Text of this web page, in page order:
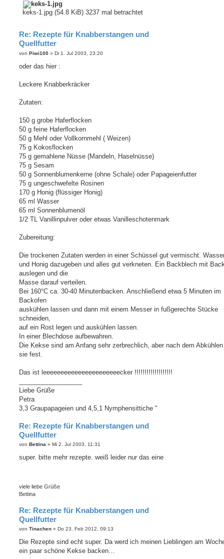
keks-1.jpg (54.8 KiB) 3237 mal betrachtet
Re: Rezepte für Knabberstangen und
Quellfutter
B
a
von Piwi100 » Di 1. Jul 2003, 23:20
oder das hier :
Leckere Knabberkräcker
Zutaten:
150 g grobe Haferflocken
50 g feine Haferflocken
50 g Mehl oder Vollkornmehl ( Weizen)
75 g Kokosflocken
75 g gemahlene Nüsse (Mandeln, Haselnüsse)
75 g Sesam
50 g Sonnenblumenkerne (ohne Schale) oder Papageienfutter
75 g ungeschwefelte Rosinen
170 g Honig (flüssiger Honig)
65 ml Wasser
65 ml Sonnenblumenöl
1/2 TL Vanillinpulver oder etwas Vanilleschotenmark
Zubereitung:
Die trockenen Zutaten werden in einer Schüssel gut vermischt.
und Honig dazugeben und alles gut verkneten. Ein Backblech mit
auslegen und die
Masse darauf verteilen.
Bei 160°C ca. 30-40 Minutenbacken. Anschließend etwa 5 Minuten im
Backofen
auskühlen lassen und dann mit einem Messer in fußgerechte Stücke
schneiden,
auf ein Rost legen und auskühlen lassen.
In einer Blechdose aufbewahren.
Die Kekse sind am Anfang sehr zerbrechlich, aber nach dem
sie fest.
Das ist leeeeeeeeeeeeeeeeeeeeeecker !!!!!!!!!!!!!!!!!!!
Liebe Grüße
Petra
3,3 Graupapageien und 4,5,1 Nymphensittiche "
Re: Rezepte für Knabberstangen und
Quellfutter
B
i
von Bettina » Mi 2. Jul 2003, 11:31
super. bitte mehr rezepte. weiß leider nur das eine
viele liebe Grüße
Bettina
Re: Rezepte für Knabberstangen und
Quellfutter
B
r
von Tinachen » Do 23. Feb 2012, 09:13
Die Rezepte sind echt super. Da werd ich meinen Lieblingen am
ein paar schöne Kekse backen…